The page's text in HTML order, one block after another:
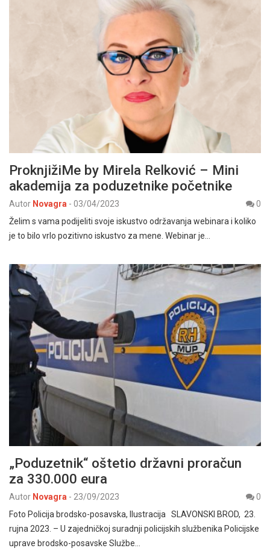
ProknjižiMe by Mirela Relković – Mini
akademija za poduzetnike početnike
Autor Novagra - 03/04/2023
0
Želim s vama podijeliti svoje iskustvo održavanja webinara i koliko
je to bilo vrlo pozitivno iskustvo za mene. Webinar je…
„Poduzetnik“ oštetio državni proračun
za 330.000 eura
Autor Novagra - 23/09/2023
0
Foto Policija brodsko-posavska, Ilustracija SLAVONSKI BROD, 23.
rujna 2023. – U zajedničkoj suradnji policijskih službenika Policijske
uprave brodsko-posavske Službe…